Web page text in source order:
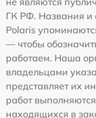
ГК РФ. Названия и
Polaris
— чтобы
работаем. Наша
владельцами
представляет их
работ
находящихся в